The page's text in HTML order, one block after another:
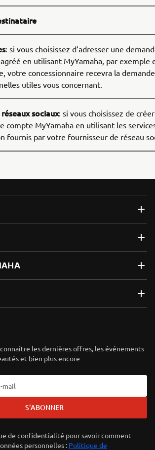
: si vous choisissez d’adresser une
en utilisant MyYamaha, par exemple
votre concessionnaire recevra la
utiles vous concernant.
sociaux: si vous choisissez de
compte MyYamaha en utilisant les
fournis par votre fournisseur de réseau
les dernières offres, les événements
et bien plus encore
S'ABONNER
de confidentialité pour savoir comment
personnelles : Politique de